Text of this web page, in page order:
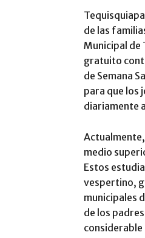
de las
Municipal de
gratuito
de Semana
para que los
diariamente
medio
Estos
vespertino,
municipales
de los
considerable